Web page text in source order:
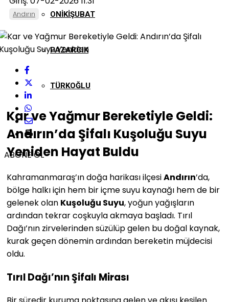
ONIKIŞUBAT
PAZARCIK
TÜRKOĞLU
Andırın
ABONE OL
Kar ve Yağmur Bereketiyle Geldi:
Andırın’da Şifalı Kuşoluğu Suyu
Yeniden Hayat Buldu
Kahramanmaraş’ın doğa harikası ilçesiAndırın’da,
bölge halkı için hem bir içme suyu kaynağı hem de bir
gelenek olan Kuşoluğu Suyu, yoğun yağışların
ardından tekrar coşkuyla akmaya başladı. Tırıl
Dağı’nın zirvelerinden süzülüp gelen bu doğal kaynak,
kurak geçen dönemin ardından bereketin müjdecisi
oldu.
Tırıl Dağı’nın Şifalı Mirası